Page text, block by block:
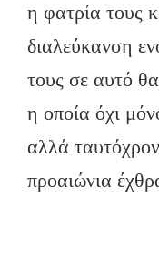
η φατρία τους
διαλεύκανση
τους σε αυτό
η οποία όχι
αλλά
προαιώνια